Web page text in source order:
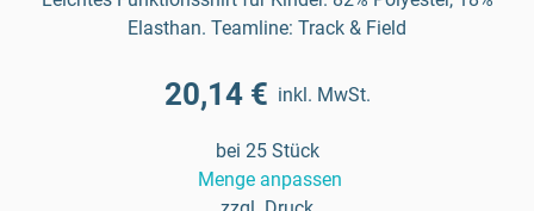
Elasthan. Teamline: Track & Field
20,14 € inkl. MwSt.
bei 25 Stück
Menge anpassen